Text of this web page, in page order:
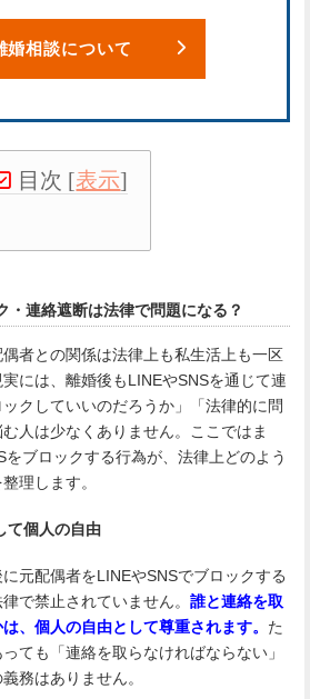
婚相談について
目次 [表示]
・連絡遮断は法律で問題になる？
者との関係は法律上も私生活上も一区
には、離婚後もLINEやSNSを通じて連
クしていいのだろうか」「法律的に問
人は少なくありません。ここではま
ブロックする行為が、法律上どのよう
理します。
て個人の自由
元配偶者をLINEやSNSでブロックする
で禁止されていません。 誰と連絡を取
、個人の自由として尊重されます。 た
ても「連絡を取らなければならない」
務はありません。